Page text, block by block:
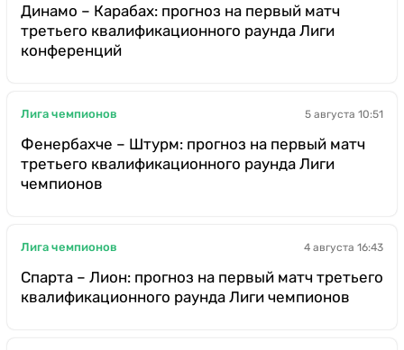
Динамо – Карабах: прогноз на первый матч
третьего квалификационного раунда Лиги
конференций
Лига чемпионов 5 августа 10:51
Фенербахче – Штурм: прогноз на первый матч
третьего квалификационного раунда Лиги
чемпионов
Лига чемпионов 4 августа 16:43
Спарта – Лион: прогноз на первый матч третьего
квалификационного раунда Лиги чемпионов